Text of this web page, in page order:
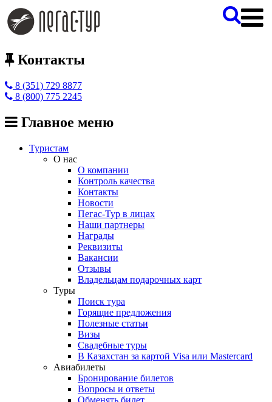
Контакты
8 (351) 729 8877
8 (800) 775 2245
Главное меню
Туристам
О нас
О компании
Контроль качества
Контакты
Новости
Пегас-Тур в лицах
Наши партнеры
Награды
Реквизиты
Вакансии
Отзывы
Владельцам подарочных карт
Туры
Поиск тура
Горящие предложения
Полезные статьи
Визы
Свадебные туры
В Казахстан за картой Visa или Masterсard
Авиабилеты
Бронирование билетов
Вопросы и ответы
Обменять билет